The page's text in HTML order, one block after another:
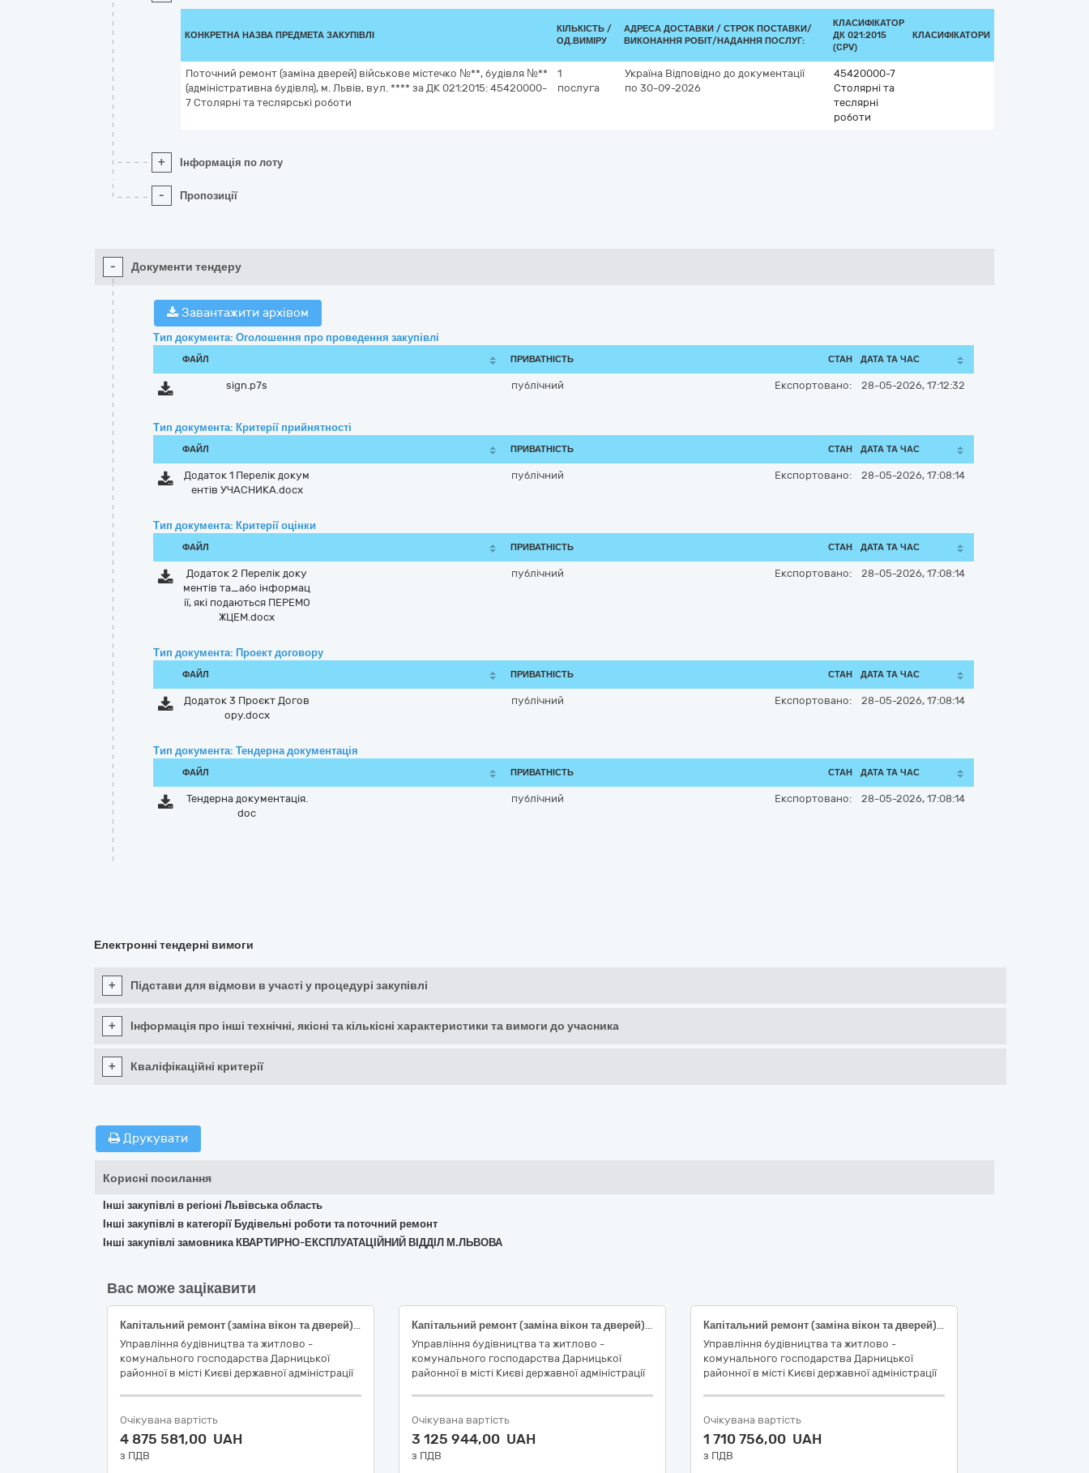
КОНКРЕТНА НАЗВА ПРЕДМЕТА ЗАКУПІВЛІ
КІЛЬКІСТЬ /
ОД.ВИМІРУ
АДРЕСА ДОСТАВКИ / СТРОК ПОСТАВКИ/
ВИКОНАННЯ РОБІТ/НАДАННЯ ПОСЛУГ:
КЛАСИФІКАТОР
ДК 021:2015
(CPV)
КЛАСИФІКАТОРИ
Поточний ремонт (заміна дверей) військове містечко №**, будівля №**
(адміністративна будівля), м. Львів, вул. **** за ДК 021:2015: 45420000-
7 Столярні та теслярські роботи
1
послуга
Україна Відповідно до документації
по 30-09-2026
45420000-7
Столярні та
теслярні
роботи
+ Інформація по лоту
- Пропозиції
- Документи тендеру
Завантажити архівом
Тип документа: Оголошення про проведення закупівлі
ФАЙЛ ПРИВАТНІСТЬ СТАН ДАТА ТА ЧАС
sign.p7s публічний Експортовано: 28-05-2026, 17:12:32
Тип документа: Критерії прийнятності
ФАЙЛ ПРИВАТНІСТЬ СТАН ДАТА ТА ЧАС
Додаток 1 Перелік докум
ентів УЧАСНИКА.docx
публічний Експортовано: 28-05-2026, 17:08:14
Тип документа: Критерії оцінки
ФАЙЛ ПРИВАТНІСТЬ СТАН ДАТА ТА ЧАС
Додаток 2 Перелік доку
ментів та_або інформац
ії, які подаються ПЕРЕМО
ЖЦЕМ.docx
публічний Експортовано: 28-05-2026, 17:08:14
Тип документа: Проект договору
ФАЙЛ ПРИВАТНІСТЬ СТАН ДАТА ТА ЧАС
Додаток 3 Проєкт Догов
ору.docx
публічний Експортовано: 28-05-2026, 17:08:14
Тип документа: Тендерна документація
ФАЙЛ ПРИВАТНІСТЬ СТАН ДАТА ТА ЧАС
Тендерна документація.
doc
публічний Експортовано: 28-05-2026, 17:08:14
Електронні тендерні вимоги
+ Підстави для відмови в участі у процедурі закупівлі
+ Інформація про інші технічні, якісні та кількісні характеристики та вимоги до учасника
+ Кваліфікаційні критерії
Друкувати
Корисні посилання
Інші закупівлі в регіоні Львівська область
Інші закупівлі в категорії Будівельні роботи та поточний ремонт
Інші закупівлі замовника КВАРТИРНО-ЕКСПЛУАТАЦІЙНИЙ ВІДДІЛ М.ЛЬВОВА
Вас може зацікавити
Капітальний ремонт (заміна вікон та дверей) у житловому будинку за адресою: просп. Петра Григоренка, 22/20 Дарницького району м. Києва (заходи з енергозбереження) (Код ДК 021:2015: 45421000-4 - Столярні роботи)
Управління будівництва та житлово -
комунального господарства Дарницької
районної в місті Києві державної адміністрації
Очікувана вартість
4 875 581,00 UAH
з ПДВ
Капітальний ремонт (заміна вікон та дверей) у житловому будинку за адресою: просп. Григоренка Петра, 16 Дарницького району м. Києва (заходи з енергозбереження) (Код ДК 021:2015: 45421000-4 - Столярні роботи)
Управління будівництва та житлово -
комунального господарства Дарницької
районної в місті Києві державної адміністрації
Очікувана вартість
3 125 944,00 UAH
з ПДВ
Капітальний ремонт (заміна вікон та дверей) у житловому будинку за адресою: просп. Григоренка Петра, 28-а Дарницького району м. Києва (заходи з енергозбереження) (Код ДК 021:2015: 45421000-4 - Столярні роботи)
Управління будівництва та житлово -
комунального господарства Дарницької
районної в місті Києві державної адміністрації
Очікувана вартість
1 710 756,00 UAH
з ПДВ